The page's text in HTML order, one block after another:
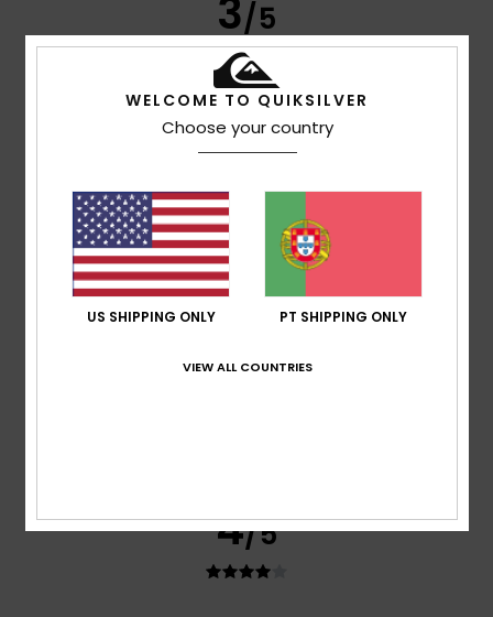
3/5
11. Julho 2026
A mochila era demasiado pequena
Muito pequenoMaterial: 5/5
5
20. Junho 2026
Compra verificada
4/5
WELCOME TO QUIKSILVER
Choose your country
US SHIPPING ONLY PT SHIPPING ONLY
VIEW ALL COUNTRIES